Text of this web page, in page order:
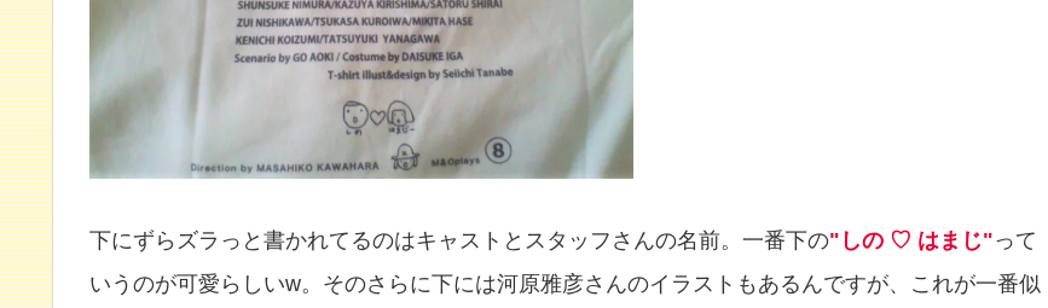
下にずらズラっと書かれてるのはキャストとスタッフさんの名前。一番下の"しの ♡ はまじ"って
いうのが可愛らしいw。そのさらに下には河原雅彦さんのイラストもあるんですが、これが一番似